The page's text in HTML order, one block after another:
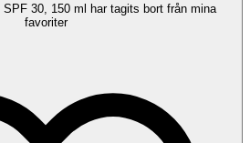
30, 150 ml har tagits bort från mina
favoriter